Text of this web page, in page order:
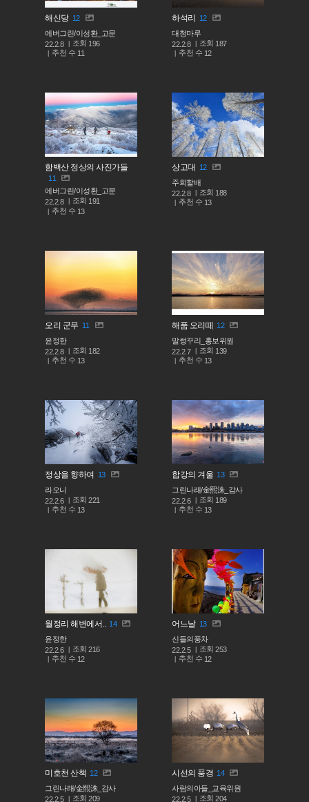
해신당 12
에버그린/이성환_고문
22.2.8
조회 196
추천 수 11
하석리
12
대청마루
22.2.8
조회 187
추천 수 12
함백산 정상의 사진가들
11
에버그린/이성환_고문
22.2.8
조회 191
추천 수 13
상고대 12
주희할배
22.2.8
조회 188
추천 수 13
오리 군무 11
윤정한
22.2.8
조회 182
추천 수 13
해품 오리떼
12
말썽꾸리_홍보위원
22.2.7
조회 139
추천 수 13
정상을 향하여 13
라오니
22.2.6
조회221
추천 수 13
합강의 겨울 13
그린나래/金熙洙_감사
22.2.6
조회 189
추천 수 13
월정리 해변에서.. 14
윤정한
22.2.6
조회216
추천 수 12
어느날 13
신들의풍차
22.2.5
조회253
추천 수 12
미호천 산책 12
그린나래/金熙洙_감사
22.2.5
조회209
시선의 풍경 14
사람의아들_교육위원
22.2.5
조회204